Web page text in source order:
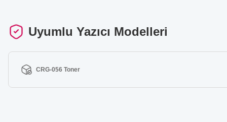
Uyumlu Yazıcı Modelleri
CRG-056 Toner